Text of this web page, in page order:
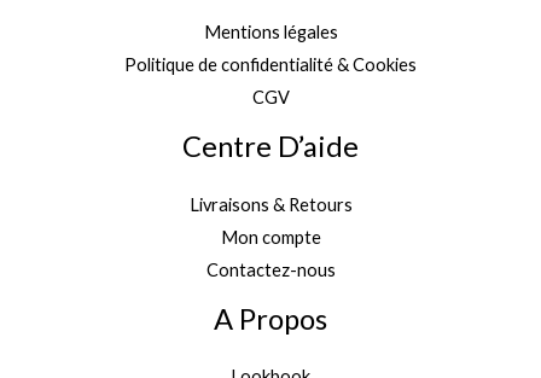
Mentions légales
Politique de confidentialité & Cookies
CGV
Centre D’aide
Livraisons & Retours
Mon compte
Contactez-nous
A Propos